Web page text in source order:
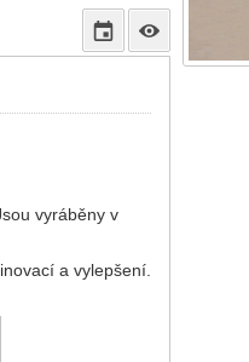
vyráběny v
a vylepšení.